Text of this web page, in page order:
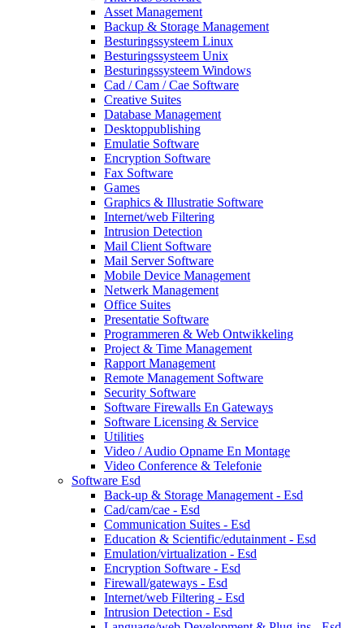
Asset Management
Backup & Storage Management
Besturingssysteem Linux
Besturingssysteem Unix
Besturingssysteem Windows
Cad / Cam / Cae Software
Creative Suites
Database Management
Desktoppublishing
Emulatie Software
Encryption Software
Fax Software
Games
Graphics & Illustratie Software
Internet/web Filtering
Intrusion Detection
Mail Client Software
Mail Server Software
Mobile Device Management
Netwerk Management
Office Suites
Presentatie Software
Programmeren & Web Ontwikkeling
Project & Time Management
Rapport Management
Remote Management Software
Security Software
Software Firewalls En Gateways
Software Licensing & Service
Utilities
Video / Audio Opname En Montage
Video Conference & Telefonie
Software Esd
Back-up & Storage Management - Esd
Cad/cam/cae - Esd
Communication Suites - Esd
Education & Scientific/edutainment - Esd
Emulation/virtualization - Esd
Encryption Software - Esd
Firewall/gateways - Esd
Internet/web Filtering - Esd
Intrusion Detection - Esd